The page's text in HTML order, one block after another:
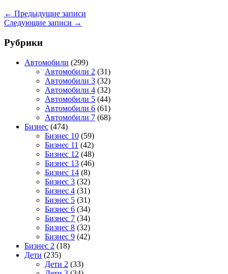
← Предыдущие записи
Следующие записи →
Рубрики
Автомобили (299)
Автомобили 2 (31)
Автомобили 3 (32)
Автомобили 4 (32)
Автомобили 5 (44)
Автомобили 6 (61)
Автомобили 7 (68)
Бизнес (474)
Бизнес 10 (59)
Бизнес 11 (42)
Бизнес 12 (48)
Бизнес 13 (46)
Бизнес 14 (8)
Бизнес 3 (32)
Бизнес 4 (31)
Бизнес 5 (31)
Бизнес 6 (34)
Бизнес 7 (34)
Бизнес 8 (32)
Бизнес 9 (42)
Бизнес 2 (18)
Дети (235)
Дети 2 (33)